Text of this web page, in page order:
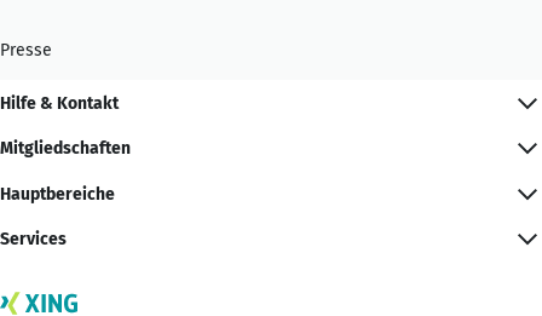
Presse
Hilfe & Kontakt
Mitgliedschaften
Hauptbereiche
Services